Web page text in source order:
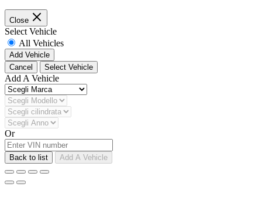
Close
Select Vehicle
All Vehicles
Add Vehicle
Cancel
Select Vehicle
Add A Vehicle
Or
Back to list Add A Vehicle